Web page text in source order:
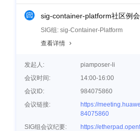
sig-container-platform社区例会
SIG组: sig-Container-Platform
查看详情
发起人:
piamposer-li
会议时间:
14:00-16:00
会议ID:
984075860
会议链接:
https://
84075860
SIG组会议纪要:
https://